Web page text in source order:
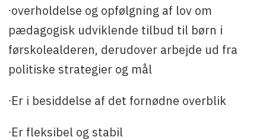
∙overholdelse og opfølgning af lov om
pædagogisk udviklende tilbud til børn i
førskolealderen, derudover arbejde ud fra
politiske strategier og mål
∙Er i besiddelse af det fornødne overblik
∙Er fleksibel og stabil